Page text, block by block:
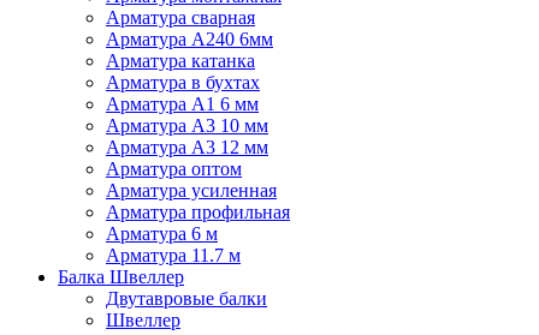
Арматура сварная
Арматура А240 6мм
Арматура катанка
Арматура в бухтах
Арматура А1 6 мм
Арматура А3 10 мм
Арматура А3 12 мм
Арматура оптом
Арматура усиленная
Арматура профильная
Арматура 6 м
Арматура 11.7 м
Балка Швеллер
Двутавровые балки
Швеллер